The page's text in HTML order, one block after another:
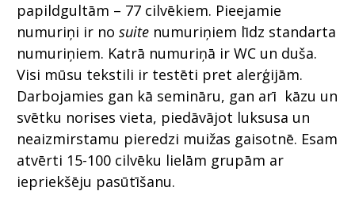
papildgultām – 77 cilvēkiem. Pieejamie
numuriņi ir no suite numuriņiem līdz standarta
numuriņiem. Katrā numuriņā ir WC un duša.
Visi mūsu tekstili ir testēti pret alerģijām.
Darbojamies gan kā semināru, gan arī kāzu un
svētku norises vieta, piedāvājot luksusa un
neaizmirstamu pieredzi muižas gaisotnē. Esam
atvērti 15-100 cilvēku lielām grupām ar
iepriekšēju pasūtīšanu.